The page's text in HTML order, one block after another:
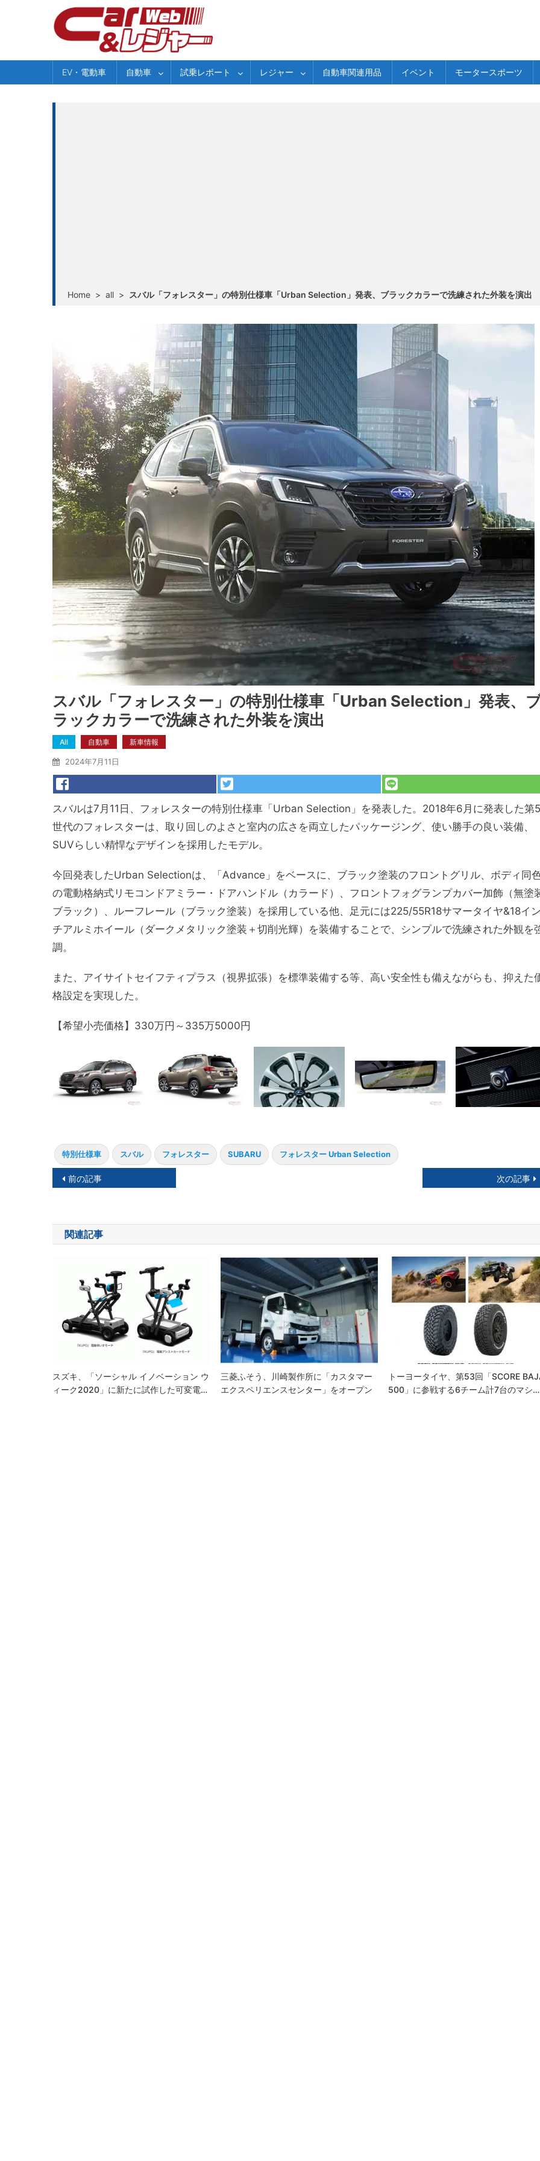
EV・電動車 自動車 試乗レポート レジャー 自動車関連用品 イベント モータースポーツ
Home > all > スバル「フォレスター」の特別仕様車「Urban Selection」発表、ブラックカラーで洗練された外装を演出
スバル「フォレスター」の特別仕様車「Urban Selection」発表、
ラックカラーで洗練された外装を演出
All 自動車 新車情報
2024年7月11日
スバルは7月11日、フォレスターの特別仕様車「Urban Selection」を発表した。2018年6月に発表した第5
世代のフォレスターは、取り回しのよさと室内の広さを両立したパッケージング、使い勝手の良い装備、
SUVらしい精悍なデザインを採用したモデル。
今回発表したUrban Selectionは、「Advance」をベースに、ブラック塗装のフロントグリル、ボディ同
の電動格納式リモコンドアミラー・ドアハンドル（カラード）、フロントフォグランプカバー加飾（無塗
ブラック）、ルーフレール（ブラック塗装）を採用している他、足元には225/55R18サマータイヤ&18イ
チアルミホイール（ダークメタリック塗装＋切削光輝）を装備することで、シンプルで洗練された外観を
調。
また、アイサイトセイフティプラス（視界拡張）を標準装備する等、高い安全性も備えながらも、抑えた
格設定を実現した。
【希望小売価格】330万円～335万5000円
特別仕様車 スバル フォレスター SUBARU フォレスター Urban Selection
投
ナ
ビ
シ
ン
前の記事 次の記事
関連記事
スズキ、「ソーシャル イノベーション ウ
ィーク2020」に新たに試作した可変電…
三菱ふそう、川崎製作所に「カスタマー
エクスペリエンスセンター」をオープン
トーヨータイヤ、第53回「SCORE
500」に参戦する6チーム計7台のマシ…